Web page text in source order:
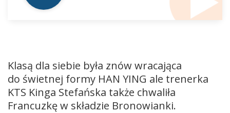
Klasą dla siebie była znów wracająca
do świetnej formy HAN YING ale trenerka
KTS Kinga Stefańska także chwaliła
Francuzkę w składzie Bronowianki.